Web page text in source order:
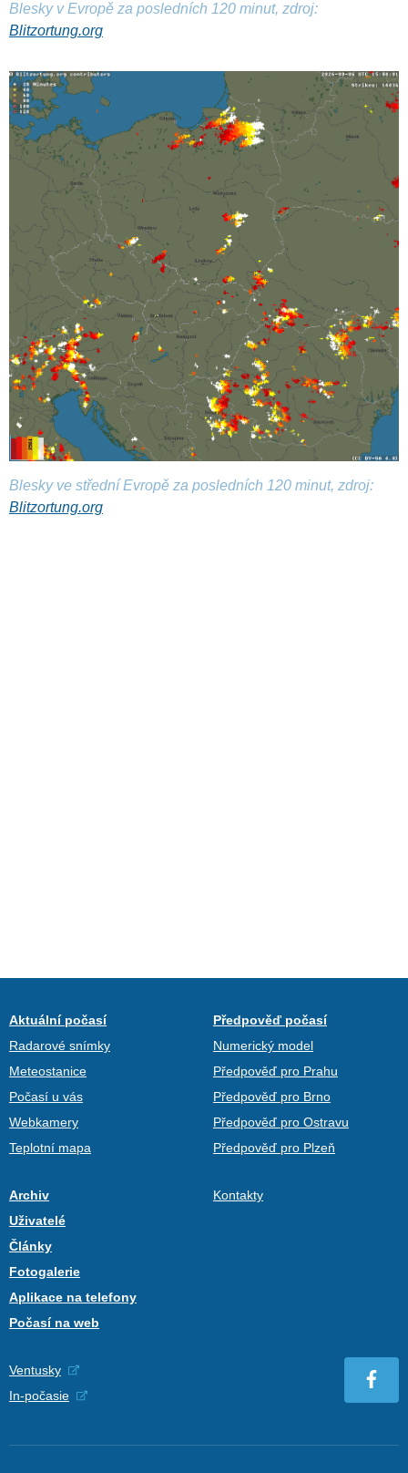
Blesky v Evropě za posledních 120 minut, zdroj:
Blitzortung.org
Blesky ve střední Evropě za posledních 120 minut, zdroj:
Blitzortung.org
Aktuální počasí
Radarové snímky
Meteostanice
Počasí u vás
Webkamery
Teplotní mapa
Předpověď počasí
Numerický model
Předpověď pro Prahu
Předpověď pro Brno
Předpověď pro Ostravu
Předpověď pro Plzeň
Archiv
Uživatelé
Články
Fotogalerie
Aplikace na telefony
Počasí na web
Kontakty
Ventusky
In-počasie